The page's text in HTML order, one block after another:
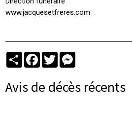
www.jacquesetfreres.com
PartagerFacebook
Twitter
Avis de décès récents